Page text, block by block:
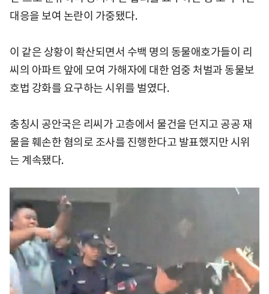
대응을 보여 논란이 가중됐다.
이 같은 상황이 확산되면서 수백 명의 동물애호가들이 리
씨의 아파트 앞에 모여 가해자에 대한 엄중 처벌과 동물보
호법 강화를 요구하는 시위를 벌였다.
충칭시 공안국은 리씨가 고층에서 물건을 던지고 공공 재
물을 훼손한 혐의로 조사를 진행한다고 발표했지만 시위
는 계속됐다.